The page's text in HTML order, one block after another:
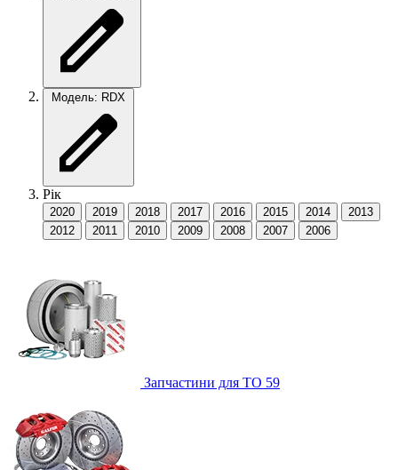
Модель: RDX
Рік
2020 2019 2018 2017 2016 2015 2014
2013
2012
2011 2010 2009 2008 2007 2006
Запчастини для ТО 59